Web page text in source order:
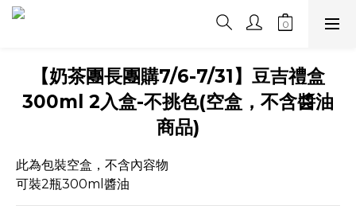
【奶茶團長團購7/6-7/31】豆吉禮盒
300ml 2入盒-不挑色(空盒，不含醬油
商品)
此為包裝空盒，不含內容物
可裝2瓶300ml醬油